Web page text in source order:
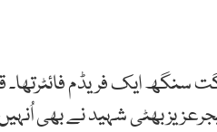
سنگھ ایک فریڈم
بھٹی شہید نے بھی اُنہیں